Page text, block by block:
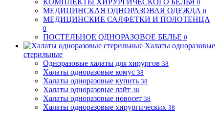
КОМПЛЕКТЫ ХИРУРГИЧЕСКОГО БЕЛЬЯ 0
МЕДИЦИНСКАЯ ОДНОРАЗОВАЯ ОДЕЖДА 0
МЕДИЦИНСКИЕ САЛФЕТКИ И ПОЛОТЕНЦА
0
ПОСТЕЛЬНОЕ ОДНОРАЗОВОЕ БЕЛЬЕ 0
Халаты одноразовые
стерильные
Одноразовые халаты для хирургов 38
Халаты одноразовые комус 38
Халаты одноразовые купить 38
Халаты одноразовые лайт 38
Халаты одноразовые новосет 38
Халаты одноразовые хирургических 38